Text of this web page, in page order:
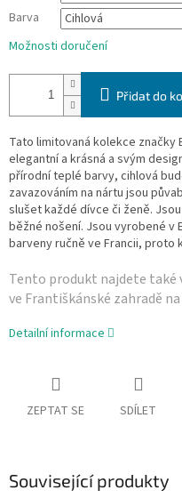
Barva
Možnosti doručení
Přidat do
Tato limitovaná kolekce značky
elegantní a krásná a svým
přírodní teplé barvy, cihlová
zavazováním na nártu jsou
slušet každé dívce či ženě.
běžné nošení. Jsou vyrobené v
barveny ručně ve Francii, proto
Tento produkt najdete také
ve Františkánské zahradě na
Detailní informace
ZEPTAT SE SDÍLET
Související produkty